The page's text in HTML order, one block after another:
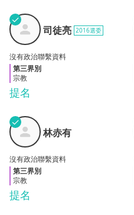
司徒
亮
✓
提名
司徒亮 2016選委
沒有政治聯繫資料
第三界別
宗教
林赤
有
✓
提名
林赤有
沒有政治聯繫資料
第三界別
宗教